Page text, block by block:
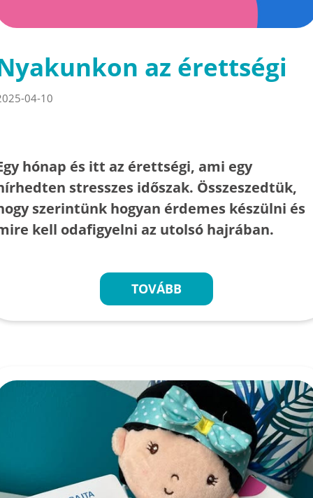
az érettségi
04-10
hónap és itt az érettségi, ami egy
stresszes időszak. Összeszedtük,
szerintünk hogyan érdemes készülni és
kell odafigyelni az utolsó hajrában.
TOVÁBB